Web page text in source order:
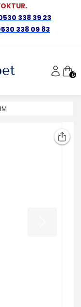
338 39 23
338 09 83
0